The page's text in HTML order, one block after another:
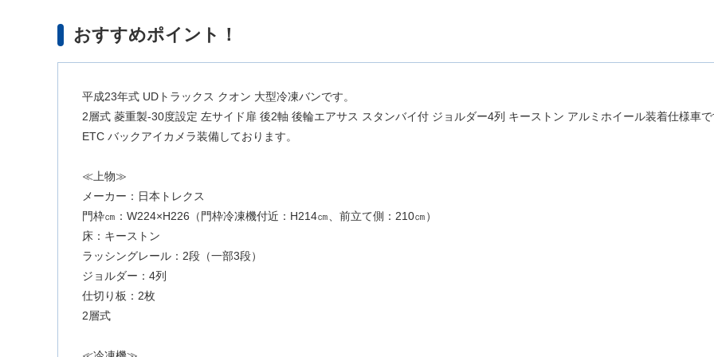
おすすめポイント！
平成23年式 UDトラックス クオン 大型冷凍バンです。
2層式 菱重製-30度設定 左サイド扉 後2軸 後輪エアサス スタンバイ付 ジョルダー4列 キーストン アルミホイール装着仕様車
ETC バックアイカメラ装備しております。
≪上物≫
メーカー：日本トレクス
門枠㎝：W224×H226（門枠冷凍機付近：H214㎝、前立て側：210㎝）
床：キーストン
ラッシングレール：2段（一部3段）
ジョルダー：4列
仕切り板：2枚
2層式